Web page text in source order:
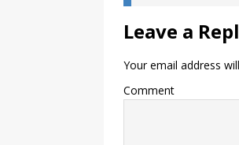
Leave a
Your email address
Comment